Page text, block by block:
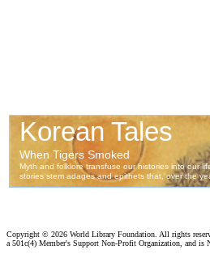
Copyright © 2026 World Library Foundation. All rights
a 501c(4) Member's Support Non-Profit Organization, and